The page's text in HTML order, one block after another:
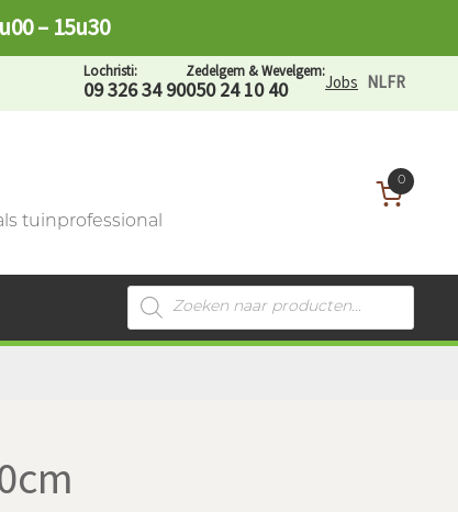
– 15u30
Lochristi:
09 326 34 90
Zedelgem & Wevelgem:
050 24 10 40 Jobs NLFR
tuinprofessional
0
Producten
zoeken